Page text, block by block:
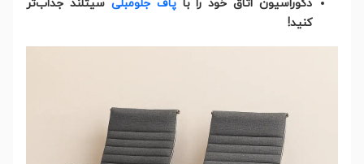
دکوراسیون اتاق خود را باپاف جلومبلیسیتلند جذاب‌تر
کنید!